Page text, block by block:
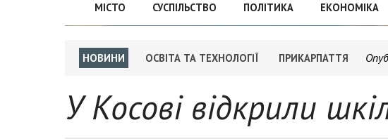
МІСТО СУСПІЛЬСТВО ПОЛІТИКА ЕКОНОМІКА
НОВИНИ ОСВІТА ТА ТЕХНОЛОГІЇ ПРИКАРПАТТЯ
У Косові відкрили